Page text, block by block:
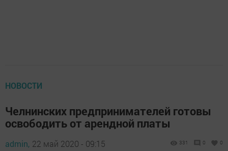
НОВОСТИ
Челнинских предпринимателей готовы
освободить от арендной платы
admin, 22 май 2020 - 09:15 331 0 0